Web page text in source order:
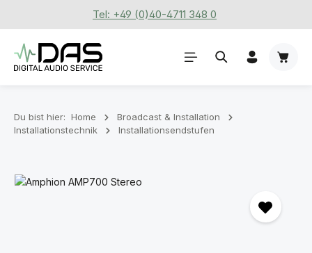
Zum Hauptinhalt springenTel: +49 (0)40-4711 348 0
Du bist hier: Home
Broadcast & Installation
Installationstechnik
Installationsendstufen
Bildergalerie überspringen